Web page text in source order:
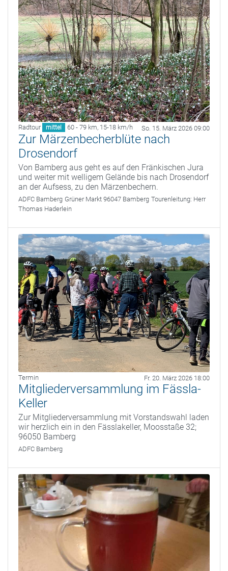
Radtour mittel 60 - 79 km, 15-18 km/h So. 15. März 2026 09:00
Zur Märzenbecherblüte nach
Drosendorf
Von Bamberg aus geht es auf den Fränkischen Jura
und weiter mit welligem Gelände bis nach Drosendorf
an der Aufsess, zu den Märzenbechern.
ADFC Bamberg Grüner Markt 96047 Bamberg Tourenleitung: Herr
Thomas Haderlein
Termin Fr. 20. März 2026 18:00
Mitgliederversammlung im Fässla-
Keller
Zur Mitgliederversammlung mit Vorstandswahl laden
wir herzlich ein in den Fässlakeller, Moosstaße 32;
96050 Bamberg
ADFC Bamberg